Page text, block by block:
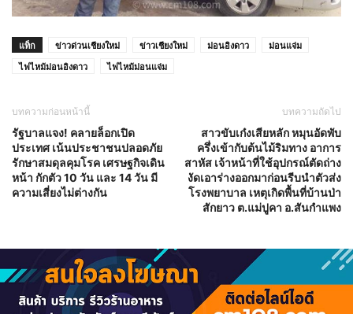
แท็ก ข่าวด่วนเชียงใหม่ ข่าวเชียงใหม่ ม่อนอิงดาว
ม่อนแจ่ม
ไฟไหม้ม่อนอิงดาว
ไฟไหม้ม่อนแจ่ม
บทความก่อนหน้านี้
รัฐบาลแจง! คลายล็อกเปิด
ประเทศ เน้นประชาชนปลอดภัย
รักษาสมดุลคุมโรค เศรษฐกิจเดิน
หน้า กักตัว 10 วัน และ 14 วัน มี
ความเสี่ยงไม่ต่างกัน
บทความถัดไป
สาวขับเก๋งเสียหลัก หมุนอัดพับ
ครึ่งเข้ากับต้นไม้ริมทาง อาการ
สาหัส เจ้าหน้าที่ใช้อุปกรณ์ตัดถ่าง
งัดเอาร่างออกมาก่อนรีบนำตัวส่ง
โรงพยาบาล เหตุเกิดพื้นที่บ้านป่า
สักยาว ต.แม่ปูคา อ.สันกำแพง